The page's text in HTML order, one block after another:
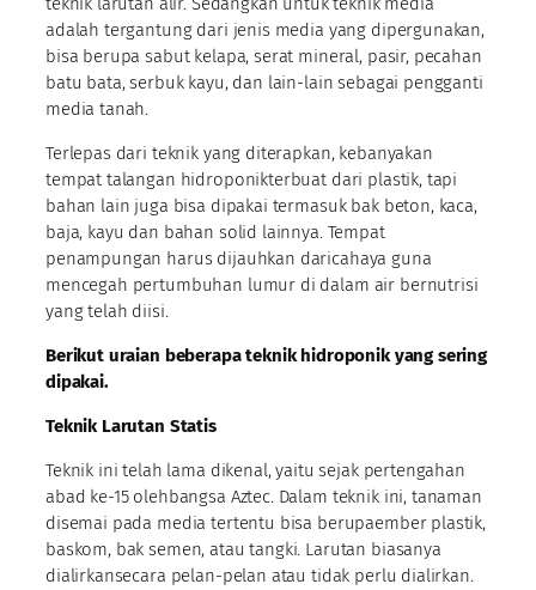
adalah tergantung dari jenis media yang dipergunakan,
bisa berupa sabut kelapa, serat mineral, pasir, pecahan
batu bata, serbuk kayu, dan lain-lain sebagai pengganti
media tanah.
Terlepas dari teknik yang diterapkan, kebanyakan
tempat talangan hidroponikterbuat dari plastik, tapi
bahan lain juga bisa dipakai termasuk bak beton, kaca,
baja, kayu dan bahan solid lainnya. Tempat
penampungan harus dijauhkan daricahaya guna
mencegah pertumbuhan lumur di dalam air bernutrisi
yang telah diisi.
Berikut uraian beberapa teknik hidroponik yang sering
dipakai.
Teknik Larutan Statis
Teknik ini telah lama dikenal, yaitu sejak pertengahan
abad ke-15 olehbangsa Aztec. Dalam teknik ini, tanaman
disemai pada media tertentu bisa berupaember plastik,
baskom, bak semen, atau tangki. Larutan biasanya
dialirkansecara pelan-pelan atau tidak perlu dialirkan.